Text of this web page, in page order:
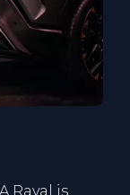
Raval is